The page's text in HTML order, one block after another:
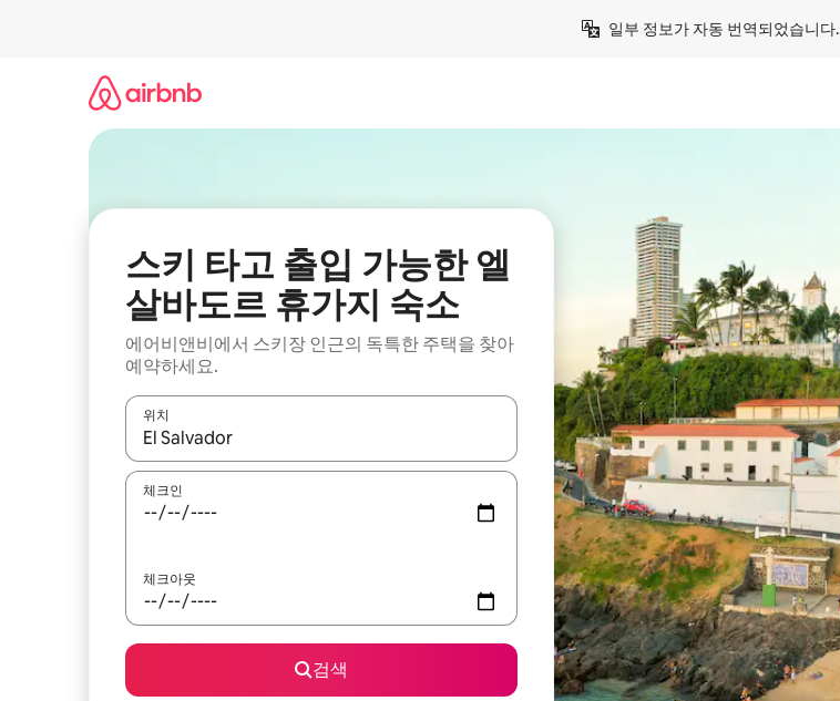
일부 정보가 자동 번역되었습니다.
스키 타고 출입 가능한 엘
살바도르 휴가지 숙소
에어비앤비에서 스키장 인근의 독특한 주택을 찾아
예약하세요.
위치
결과가 나오면 위·아래 화살표 키를 사용하거나 터치 또는 스와이프 동작으로 탐색하세요.
체크인
체크아웃
검색